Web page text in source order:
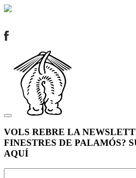
VOLS REBRE LA
FINESTRES DE PALAMÓS?
AQUÍ